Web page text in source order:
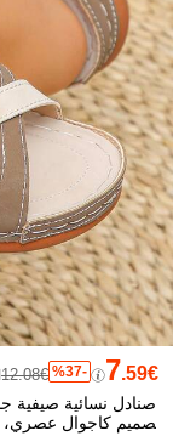
7.59€
%37-
12.08€
صنادل نسائية صيفية
صميم كاجوال عصري،